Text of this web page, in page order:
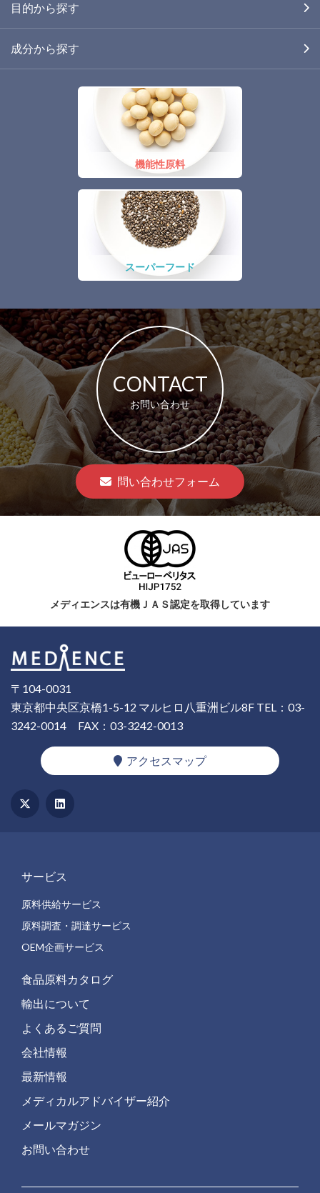
目的から探す
成分から探す
機能性原料
スーパーフード
CONTACT
お問い合わせ
問い合わせフォーム
メディエンスは有機ＪＡＳ認定を取得しています
〒104-0031
東京都中央区京橋1-5-12 マルヒロ八重洲ビル8F TEL：03-
3242-0014 FAX：03-3242-0013
アクセスマップ
サービス
原料供給サービス
原料調査・調達サービス
OEM企画サービス
食品原料カタログ
輸出について
よくあるご質問
会社情報
最新情報
メディカルアドバイザー紹介
メールマガジン
お問い合わせ